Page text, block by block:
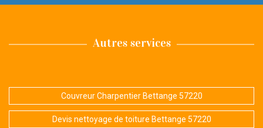
Autres services
Couvreur Charpentier Bettange 57220
Devis nettoyage de toiture Bettange 57220